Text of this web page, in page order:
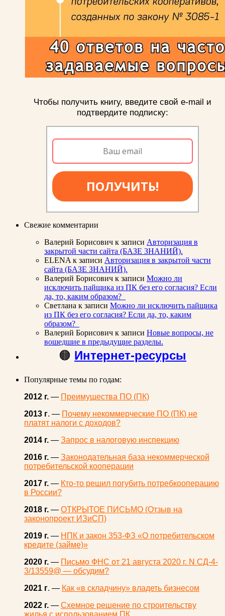
Чтобы получить книгу, введите свой e-mail и
подтвердите подписку:
ПОЛУЧИТЬ!
Свежие комментарии
Валерий Борисович к записи Авторизация в
закрытой части сайта (БАЗЕ ЗНАНИЙ).
ELENA к записи Авторизация в закрытой части
сайта (БАЗЕ ЗНАНИЙ).
Валерий Борисович к записи Можно ли
исключить пайщика из ПК без его согласия? Если
да, то, каким образом?
Светлана к записи Можно ли исключить пайщика
из ПК без его согласия? Если да, то, каким
образом?
Валерий Борисович к записи Новые вопросы, не
вошедшие в предыдущие разделы.
🟠 Интернет-ресурсы
Популярные темы по годам:
2012 г. — Преимущества ПО (ПК)
2013 г. — Почему некоммерческие ПО (ПК) не
платят налоги с доходов?
2014 г. — Запрос в налоговую инспекцию
2016 г. — Законодательная база некоммерческой
потребительской кооперации
2017 г. — Кто-то решил погубить потребкооперацию
в России?
2018 г. — ОТКРЫТОЕ ПИСЬМО (Отзыв на
законопроект ИЗиСП)
2019 г. — НПК и закон 353-ФЗ «О потребительском
кредите (займе)»
2020 г. — Письмо ФНС от 21 августа 2020 г. N СД-4-
3/13559@ — обсудим?
2021 г. — Как «в складчину» владеть бизнесом
2022 г. — Схемное решение по строительству